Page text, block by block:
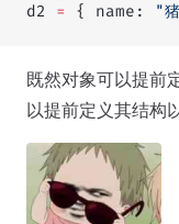
d2 = { name: "
既然对象可以提前
以提前定义其结构